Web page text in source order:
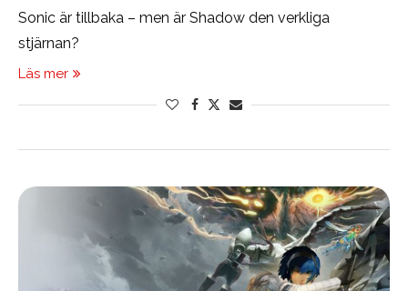
Sonic är tillbaka – men är Shadow den verkliga
stjärnan?
Läs mer